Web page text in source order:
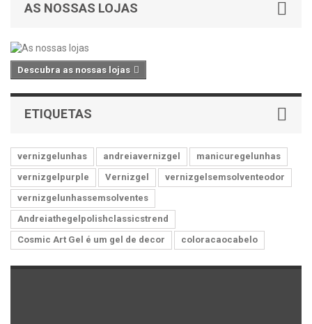
AS NOSSAS LOJAS
Descubra as nossas lojas
ETIQUETAS
vernizgelunhas andreiavernizgel
manicuregelunhas
vernizgelpurple
Vernizgel
vernizgelsemsolventeodor
vernizgelunhassemsolventes
Andreiathegelpolishclassicstrend
Cosmic Art Gel é um gel de decor
coloracaocabelo